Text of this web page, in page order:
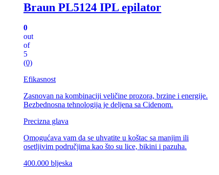
Braun PL5124 IPL epilator
0
out
of
5
(0)
Efikasnost
Zasnovan na kombinaciji veličine prozora, brzine i energije.
Bezbednosna tehnologija je deljena sa Cidenom.
Precizna glava
Omogućava vam da se uhvatite u koštac sa manjim ili
osetljivim područjima kao što su lice, bikini i pazuha.
400.000 bljeska